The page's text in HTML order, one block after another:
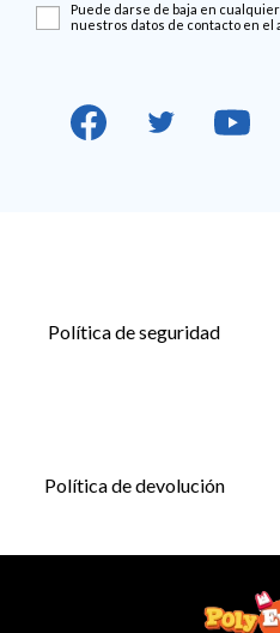
Puede darse de baja en
nuestros datos de contacto en el
Política de seguridad
Política de devolución